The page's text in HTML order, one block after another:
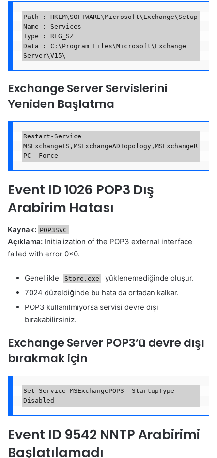
Path : HKLM\SOFTWARE\Microsoft\Exchange\Setup
Name : Services
Type : REG_SZ
Data : C:\Program Files\Microsoft\Exchange
Exchange Server Servislerini
Yeniden Başlatma
Restart-Service
MSExchangeIS,MSExchangeADTopology,MSExchangeR
Event ID 1026 POP3 Dış
Arabirim Hatası
Kaynak: POP3SVC
Açıklama: Initialization of the POP3 external interface
failed with error 0x0.
Genellikle Store.exe
yüklenemediğinde oluşur.
7024 düzeldiğinde bu hata da ortadan kalkar.
POP3 kullanılmıyorsa servisi devre dışı
bırakabilirsiniz.
Exchange Server POP3’ü devre dışı
bırakmak için
Set-Service MSExchangePOP3 -StartupType
Event ID 9542 NNTP Arabirimi
Başlatılamadı